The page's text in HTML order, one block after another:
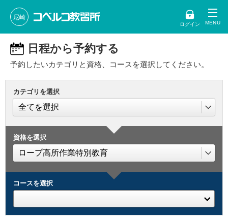
尼崎
ログイン
日程から予約する
予約したいカテゴリと資格、コースを選択してください。
カテゴリを選択
資格を選択
コースを選択